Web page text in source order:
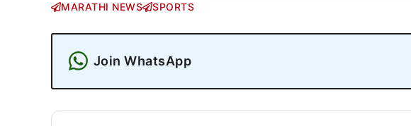
MARATHI NEWS SPORTS
Join WhatsApp